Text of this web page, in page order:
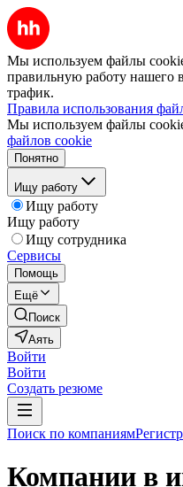
Мы используем файлы
правильную работу нашего
трафик.
Правила использования
Мы используем файлы
файлов cookie
Понятно
Ищу работу
Ищу работу
Ищу работу
Ищу сотрудника
Сервисы
Помощь
Ещё
Поиск
Аять
Войти
Войти
Создать резюме
Поиск по компаниям
Компании в